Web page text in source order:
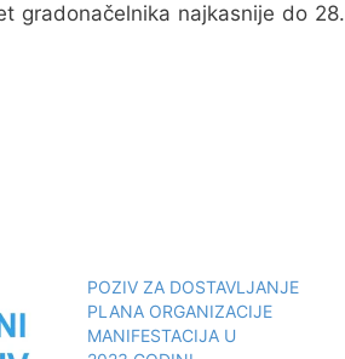
gradonačelnika najkasnije do 28.
POZIV ZA DOSTAVLJANJE
PLANA ORGANIZACIJE
MANIFESTACIJA U